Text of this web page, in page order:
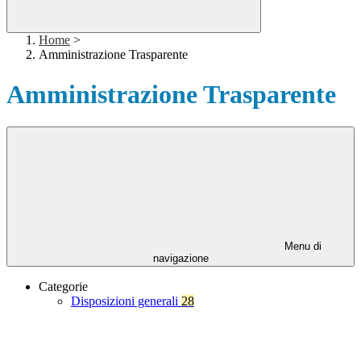
Home >
Amministrazione Trasparente
Amministrazione Trasparente
Menu di
navigazione
Categorie
Disposizioni generali 28